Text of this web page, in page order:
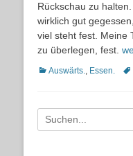
Rückschau zu
wirklich gut
viel steht fest. Meine
zu überlegen, fest.
Kategorien
Auswärts., Essen.
Suche
nach: